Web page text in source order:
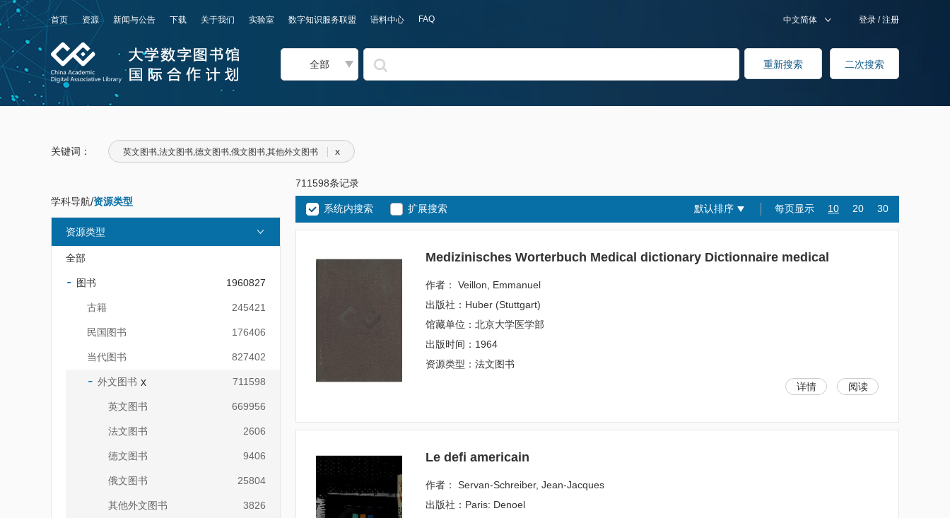
首页 资源 新闻与公告 下载 关于我们 实验室 数字知识服务联盟 语料中心 FAQ 登录 /注册
中文简体
全部
关键词： 英文图书,法文图书,德文图书,俄文图书,其他外文图书 x
学科导航/资源类型
资源类型
全部
图书 1960827
古籍 245421
民国图书 176406
当代图书 827402
外文图书 x 711598
英文图书 669956
法文图书 2606
德文图书 9406
俄文图书 25804
其他外文图书 3826
711598条记录
系统内搜索 扩展搜索 默认排序 每页显示 10 20 30
Medizinisches Worterbuch Medical dictionary Dictionnaire medical
作者： Veillon, Emmanuel
出版社：Huber (Stuttgart)
馆藏单位：北京大学医学部
出版时间：1964
资源类型：法文图书
详情
阅读
Le defi americain
作者： Servan-Schreiber, Jean-Jacques
出版社：Paris: Denoel